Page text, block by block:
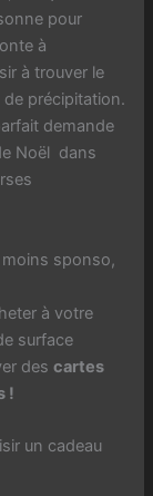
pour
à
à trouver le
précipitation.
demande
Noël dans
moins sponso,
à votre
surface
descartes
!
un cadeau